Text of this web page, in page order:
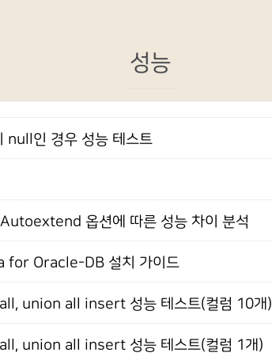
성능
null인 경우 성능 테스트
옵션에 따른 성능 차이 분석
for Oracle-DB 설치 가이드
union all insert 성능 테스트(컬럼 10개)
union all insert 성능 테스트(컬럼 1개)